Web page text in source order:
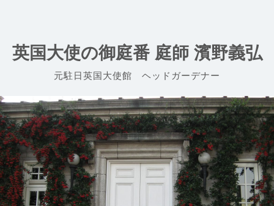
英国大使の御庭番 庭師 濱野義弘
元駐日英国大使館 ヘッドガーデナー